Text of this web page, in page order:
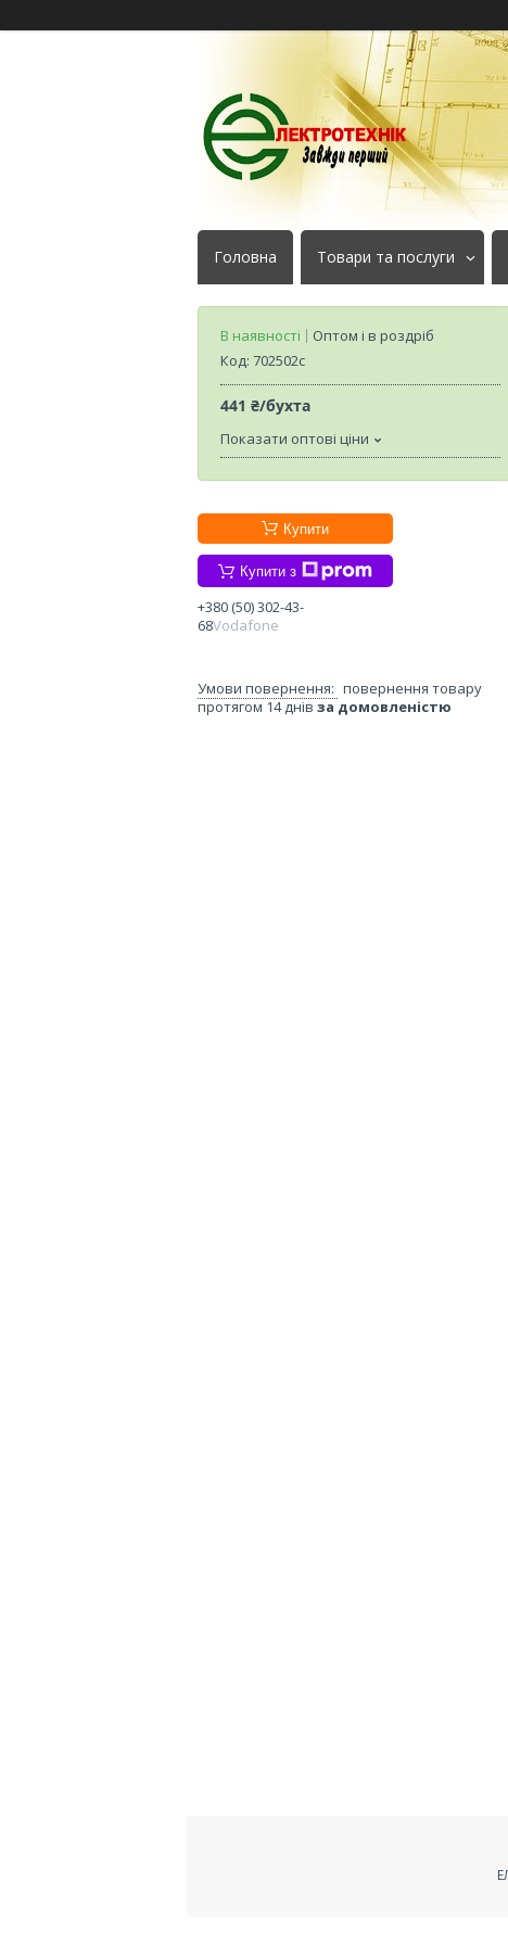
Головна Товари та послуги
В наявності
Оптом і в роздріб
Код: 702502с
441 ₴/бухта
Показати оптові ціни
Купити
Купити з
+380 (50) 302-43-
68Vodafone
повернення товару
протягом 14 днів за домовленістю